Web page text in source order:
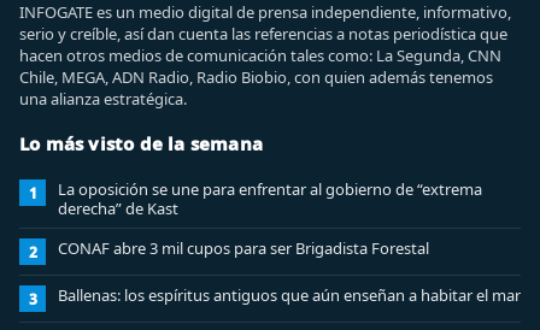
INFOGATE es un medio digital de prensa independiente, informativo,
serio y creíble, así dan cuenta las referencias a notas periodística que
hacen otros medios de comunicación tales como: La Segunda, CNN
Chile, MEGA, ADN Radio, Radio Biobio, con quien además tenemos
una alianza estratégica.
Lo más visto de la semana
1
La oposición se une para enfrentar al gobierno de “extrema
derecha” de Kast
2 CONAF abre 3 mil cupos para ser Brigadista Forestal
3 Ballenas: los espíritus antiguos que aún enseñan a habitar el mar